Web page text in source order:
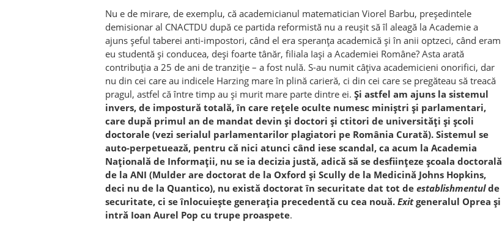
Nu e de mirare, de exemplu, că academicianul matematician Viorel Barbu, președintele
demisionar al CNACTDU după ce partida reformistă nu a reușit să îl aleagă la Academie a
ajuns șeful taberei anti-impostori, când el era speranța academică și în anii optzeci, când eram
eu studentă și conducea, deși foarte tânăr, filiala Iași a Academiei Române? Asta arată
contribuția a 25 de ani de tranziție – a fost nulă. S-au numit câțiva academicieni onorifici, dar
nu din cei care au indicele Harzing mare în plină carieră, ci din cei care se pregăteau să treacă
pragul, astfel că între timp au și murit mare parte dintre ei. Și astfel am ajuns la sistemul
invers, de impostură totală, în care rețele oculte numesc miniștri și parlamentari,
care după primul an de mandat devin și doctori și ctitori de universități și școli
doctorale (vezi serialul parlamentarilor plagiatori pe România Curată). Sistemul se
auto-perpetuează, pentru că nici atunci când iese scandal, ca acum la Academia
Națională de Informații, nu se ia decizia justă, adică să se desființeze școala doctorală
de la ANI (Mulder are doctorat de la Oxford și Scully de la Medicină Johns Hopkins,
deci nu de la Quantico), nu există doctorat în securitate dat tot de establishmentulde
securitate, ci se înlocuiește generația precedentă cu cea nouă. Exitgeneralul Oprea și
intră Ioan Aurel Pop cu trupe proaspete.